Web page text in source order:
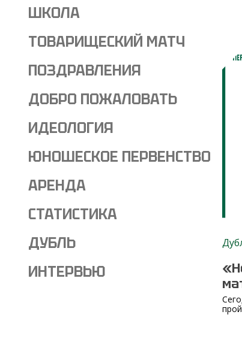
ШКОЛА
ТОВАРИЩЕСКИЙ МАТЧ
ПОЗДРАВЛЕНИЯ
ДОБРО ПОЖАЛОВАТЬ
ИДЕОЛОГИЯ
ЮНОШЕСКОЕ ПЕРВЕНСТВО
АРЕНДА
СТАТИСТИКА
ДУБЛЬ
ИНТЕРВЬЮ